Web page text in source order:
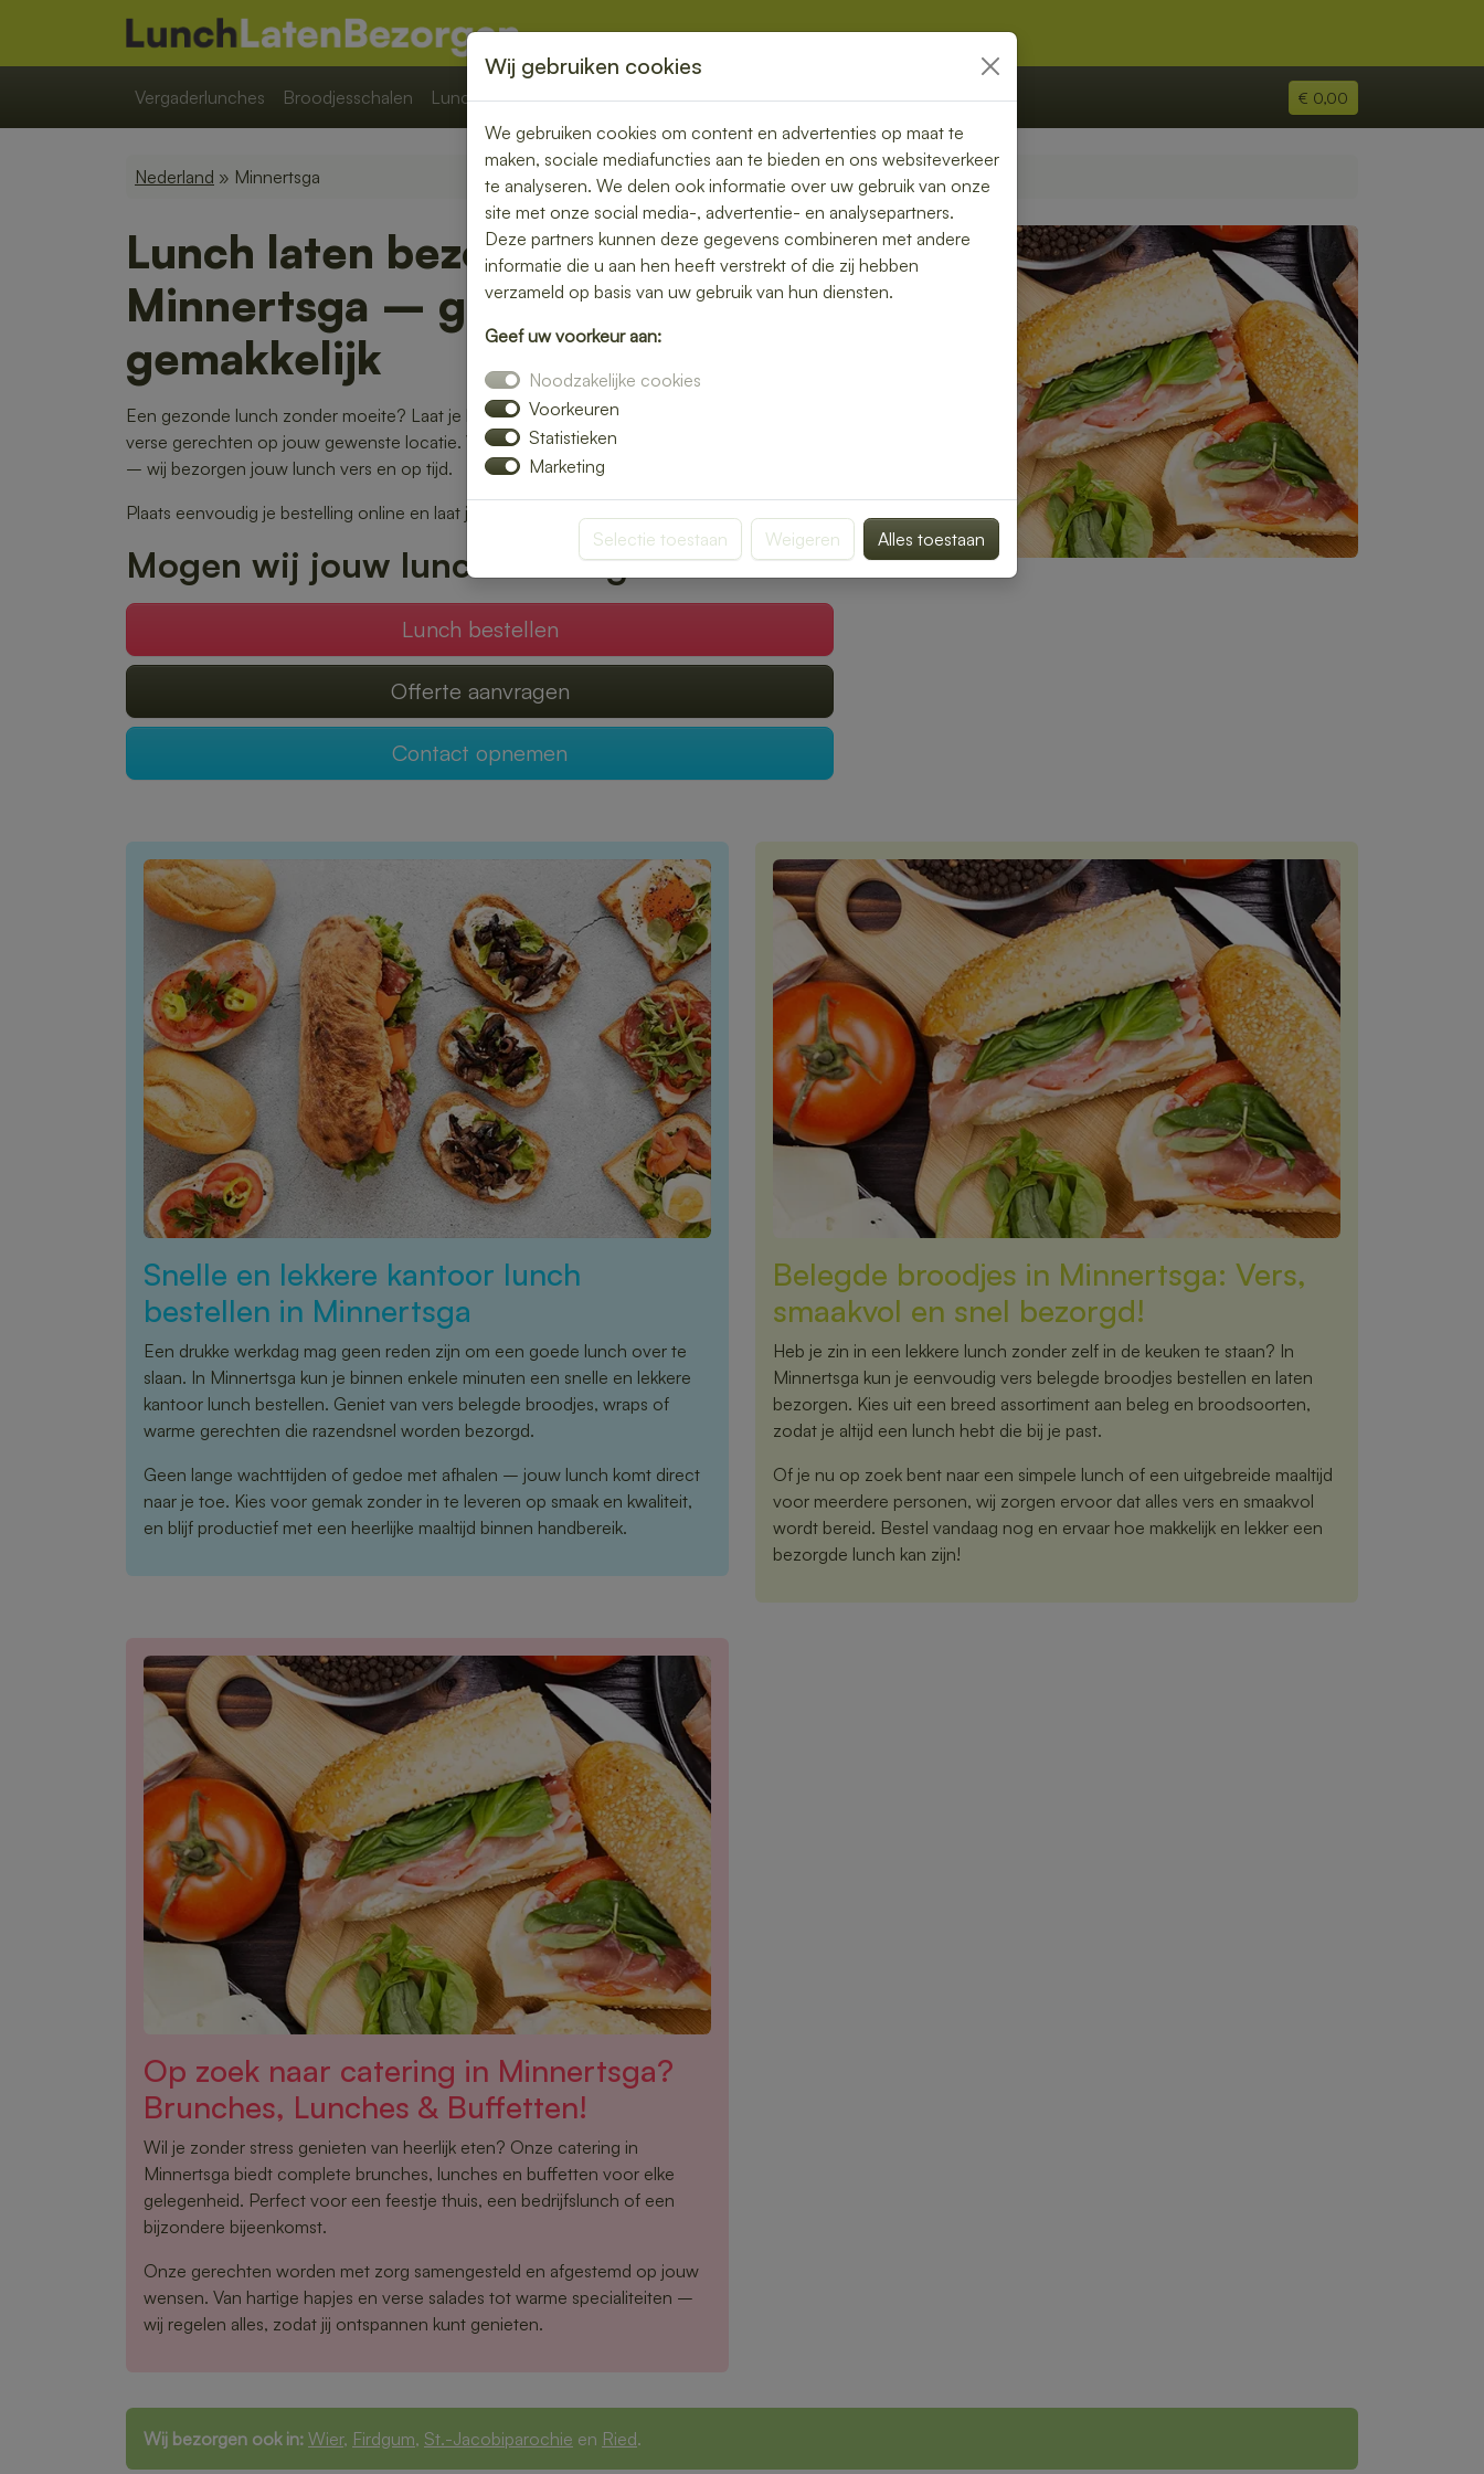
Vergaderlunches Broodjesschalen Lunchpakketten Overige € 0,00
Nederland » Minnertsga
Lunch laten bezorgen in
Minnertsga – gezond, vers en
gemakkelijk
Een gezonde lunch zonder moeite? Laat je lunch bezorgen in Minnertsga en geniet van
verse gerechten op jouw gewenste locatie. Van kleurrijke salades tot knapperige broodjes
– wij bezorgen jouw lunch vers en op tijd.
Plaats eenvoudig je bestelling online en laat je verrassen door smaak en kwaliteit.
Mogen wij jouw lunch verzorgen?
Lunch bestellen
Offerte aanvragen
Contact opnemen
Snelle en lekkere kantoor lunch
bestellen in Minnertsga
Een drukke werkdag mag geen reden zijn om een goede lunch over te
slaan. In Minnertsga kun je binnen enkele minuten een snelle en lekkere
kantoor lunch bestellen. Geniet van vers belegde broodjes, wraps of
warme gerechten die razendsnel worden bezorgd.
Geen lange wachttijden of gedoe met afhalen – jouw lunch komt direct
naar je toe. Kies voor gemak zonder in te leveren op smaak en kwaliteit,
en blijf productief met een heerlijke maaltijd binnen handbereik.
Belegde broodjes in Minnertsga: Vers,
smaakvol en snel bezorgd!
Heb je zin in een lekkere lunch zonder zelf in de keuken te staan? In
Minnertsga kun je eenvoudig vers belegde broodjes bestellen en laten
bezorgen. Kies uit een breed assortiment aan beleg en broodsoorten,
zodat je altijd een lunch hebt die bij je past.
Of je nu op zoek bent naar een simpele lunch of een uitgebreide maaltijd
voor meerdere personen, wij zorgen ervoor dat alles vers en smaakvol
wordt bereid. Bestel vandaag nog en ervaar hoe makkelijk en lekker een
bezorgde lunch kan zijn!
Op zoek naar catering in Minnertsga?
Brunches, Lunches & Buffetten!
Wil je zonder stress genieten van heerlijk eten? Onze catering in
Minnertsga biedt complete brunches, lunches en buffetten voor elke
gelegenheid. Perfect voor een feestje thuis, een bedrijfslunch of een
bijzondere bijeenkomst.
Onze gerechten worden met zorg samengesteld en afgestemd op jouw
wensen. Van hartige hapjes en verse salades tot warme specialiteiten –
wij regelen alles, zodat jij ontspannen kunt genieten.
Wij bezorgen ook in: Wier, Firdgum, St.-Jacobiparochie en Ried.
Wij gebruiken cookies
We gebruiken cookies om content en advertenties op maat te
maken, sociale mediafuncties aan te bieden en ons websiteverkeer
te analyseren. We delen ook informatie over uw gebruik van onze
site met onze social media-, advertentie- en analysepartners.
Deze partners kunnen deze gegevens combineren met andere
informatie die u aan hen heeft verstrekt of die zij hebben
verzameld op basis van uw gebruik van hun diensten.
Geef uw voorkeur aan:
Noodzakelijke cookies
Voorkeuren
Statistieken
Marketing
Selectie toestaan Weigeren Alles toestaan